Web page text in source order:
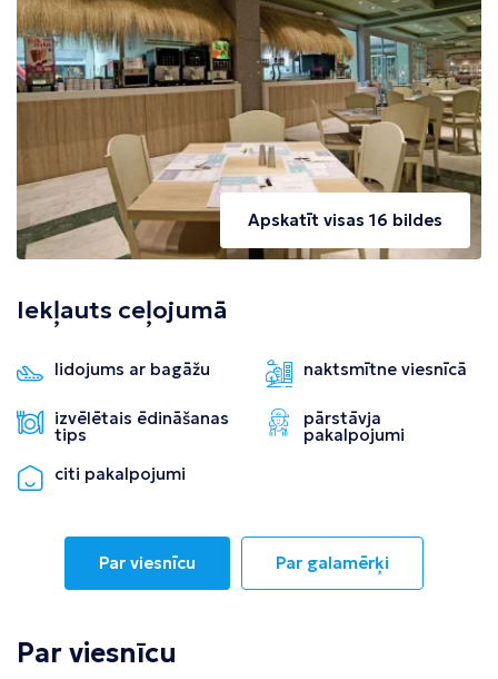
Apskatīt visas 16 bildes
Iekļauts ceļojumā
lidojums ar bagāžu naktsmītne viesnīcā
izvēlētais ēdināšanas
tips
pārstāvja
pakalpojumi
citi pakalpojumi
Par viesnīcu Par galamērķi
Par viesnīcu